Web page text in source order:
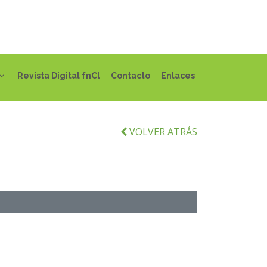
Revista Digital fnCl Contacto Enlaces
VOLVER ATRÁS